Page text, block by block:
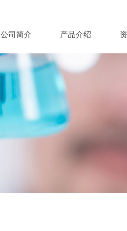
公司简介 产品介绍